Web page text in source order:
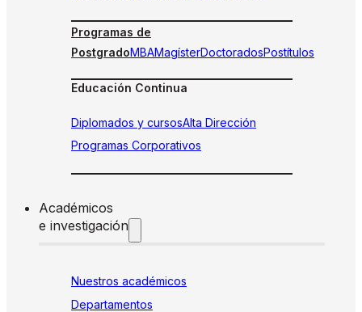
Programas de
PostgradoMBAMagísterDoctoradosPostítulos
Educación Continua
Diplomados y cursosAlta Dirección
Programas Corporativos
Académicos
e investigación
Nuestros académicos
Departamentos